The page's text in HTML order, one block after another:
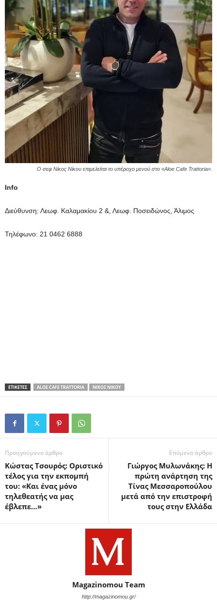
Ο σεφ Νίκος Νίκου επιμελείται το υπέροχο μενού στο «Aloe Cafe Trattoria».
Info
Διεύθυνση: Λεωφ. Καλαμακίου 2 &, Λεωφ. Ποσειδώνος, Άλιμος
Τηλέφωνο: 21 0462 6888
ΕΤΙΚΕΤΕΣ ALOE CAFE TRATTORIA ΝΊΚΟΣ ΝΊΚΟΥ
Προηγούμενο άρθρο
Κώστας Τσουρός: Οριστικό
τέλος για την εκπομπή
του: «Και ένας μόνο
τηλεθεατής να μας
έβλεπε…»
Επόμενο άρθρο
Γιώργος Μυλωνάκης: Η
πρώτη ανάρτηση της
Τίνας Μεσσαροπούλου
μετά από την επιστροφή
τους στην Ελλάδα
Magazinomou Team
http://magazinomou.gr/